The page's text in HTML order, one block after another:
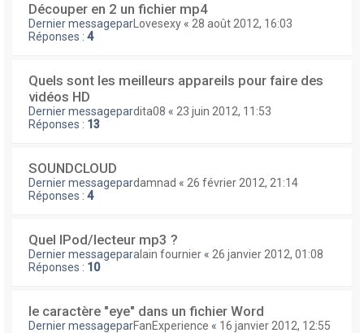
Découper en 2 un fichier mp4
Dernier messagepar Lovesexy « 28 août 2012, 16:03
Réponses : 4
Quels sont les meilleurs appareils pour faire des
vidéos HD
Dernier messagepardita08 « 23 juin 2012, 11:53
Réponses : 13
SOUNDCLOUD
Dernier messagepardamnad « 26 février 2012, 21:14
Réponses : 4
Quel IPod/lecteur mp3 ?
Dernier messageparalain fournier « 26 janvier 2012, 01:08
Réponses : 10
le caractère "eye" dans un fichier Word
Dernier messageparFanExperience « 16 janvier 2012, 12:55